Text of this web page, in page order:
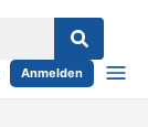
Anmelden